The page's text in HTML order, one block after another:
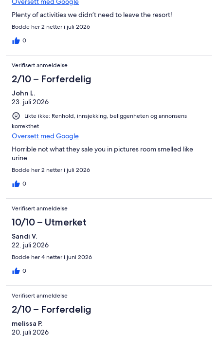
Plenty of activities we didn’t need to leave the resort!
Bodde her 2 netter i juli 2026
0
Verifisert anmeldelse
2/10 – Forferdelig
John L.
23. juli 2026
Likte ikke: Renhold, innsjekking, beliggenheten og annonsens
korrekthet
Oversett med Google
Horrible not what they sale you in pictures room smelled like
urine
Bodde her 2 netter i juli 2026
0
Verifisert anmeldelse
10/10 – Utmerket
Sandi V.
22. juli 2026
Bodde her 4 netter i juni 2026
0
Verifisert anmeldelse
2/10 – Forferdelig
melissa P.
20. juli 2026